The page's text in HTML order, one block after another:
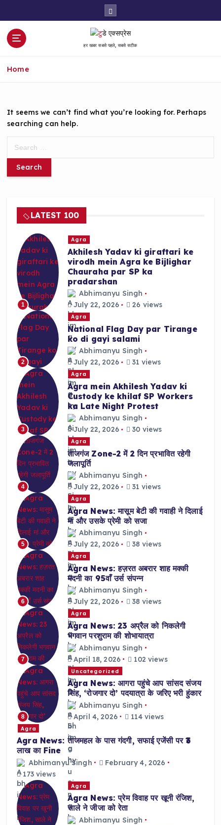
हर खबर सबसे पहले, सबसे सटीक
Home
It seems we can’t find what you’re looking for. Perhaps
searching can help.
r
LATEST 100
1
Agra
Akhilesh Yadav ki giraftari ke
virodh mein Agra ke Bijlighar
Chauraha par SP ka
pradarshan
Abhimanyu Singh
July 22, 2026
26 views
2
Agra
National Flag Day par Tirange
ko di gayi salami
Abhimanyu Singh
July 22, 2026
31 views
3
Agra
Agra mein Akhilesh Yadav ki
Custody ke khilaf SP Workers
ka Late Night Protest
Abhimanyu Singh
July 22, 2026
30 views
4
Agra
ताजगंज Zone-2 में 2 दिन प्रभावित रहेगी
जलापूर्ति
Abhimanyu Singh
July 22, 2026
31 views
5
Agra
Agra News: मासूम बेटी की गवाही ने दिलाई
मां और उसके प्रेमी को सजा
Abhimanyu Singh
July 22, 2026
38 views
6
Agra
Agra News: हज़रत अबरार शाह मक्की
मदनी का 95वाँ उर्स संपन्न
Abhimanyu Singh
July 22, 2026
38 views
7
Agra
Agra News: 23 अप्रैल को निकलेगी
भगवान परशुराम की शोभायात्रा
Abhimanyu Singh
April 18, 2026
102 views
8
Uncategorized
Agra News: आगरा पहुंचे आप सांसद संजय
सिंह, ‘रोजगार दो’ पदयात्रा के जरिए भरी हुंकार
Abhimanyu Singh
April 4, 2026
114 views
Agra
Agra News: ताजमहल के पास गंदगी, सफाई एजेंसी पर ₹3
लाख का Fine
Abhimanyu Singh
February 4, 2026
173 views
Agra
Agra News: प्रेम विवाह पर खूनी रंजिश,
साले ने जीजा को रेता
Abhimanyu Singh